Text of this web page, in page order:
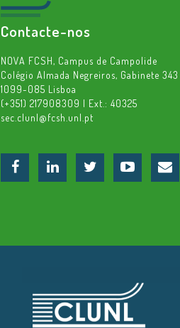
Contacte-nos
NOVA FCSH, Campus de Campolide
Colégio Almada Negreiros, Gabinete 343
1099-085 Lisboa
(+351) 217908309 | Ext.: 40325
sec.clunl@fcsh.unl.pt